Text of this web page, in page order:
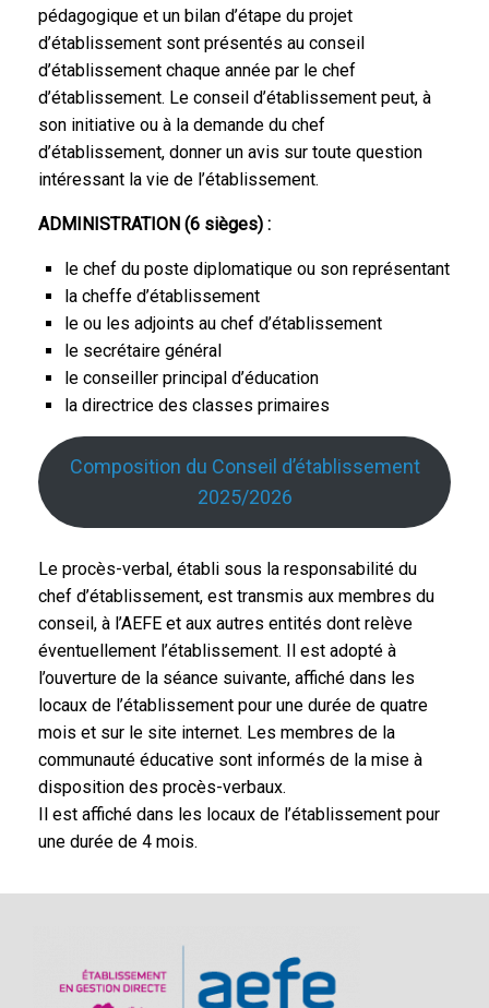
pédagogique et un bilan d’étape du projet
d’établissement sont présentés au conseil
d’établissement chaque année par le chef
d’établissement. Le conseil d’établissement peut, à
son initiative ou à la demande du chef
d’établissement, donner un avis sur toute question
intéressant la vie de l’établissement.
ADMINISTRATION (6 sièges) :
le chef du poste diplomatique ou son représentant
la cheffe d’établissement
le ou les adjoints au chef d’établissement
le secrétaire général
le conseiller principal d’éducation
la directrice des classes primaires
Composition du Conseil d’établissement
2025/2026
Le procès-verbal, établi sous la responsabilité du
chef d’établissement, est transmis aux membres du
conseil, à l’AEFE et aux autres entités dont relève
éventuellement l’établissement. Il est adopté à
l’ouverture de la séance suivante, affiché dans les
locaux de l’établissement pour une durée de quatre
mois et sur le site internet. Les membres de la
communauté éducative sont informés de la mise à
disposition des procès-verbaux.
Il est affiché dans les locaux de l’établissement pour
une durée de 4 mois.